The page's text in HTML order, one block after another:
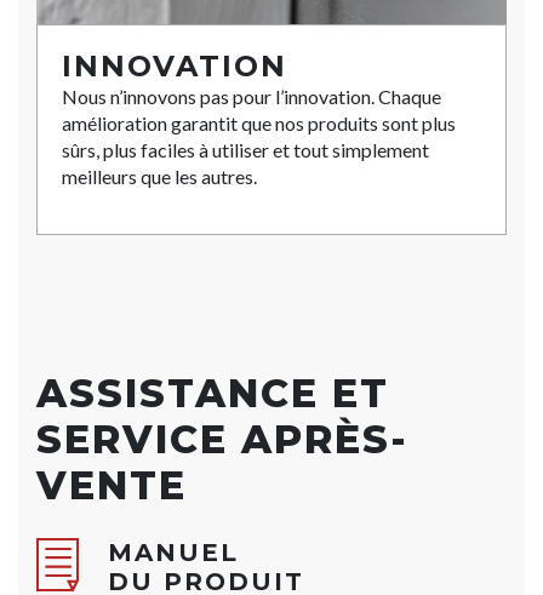
INNOVATION
Nous n’innovons pas pour l’innovation. Chaque
amélioration garantit que nos produits sont plus
sûrs, plus faciles à utiliser et tout simplement
meilleurs que les autres.
ASSISTANCE ET
SERVICE APRÈS-
VENTE
MANUEL
DU PRODUIT